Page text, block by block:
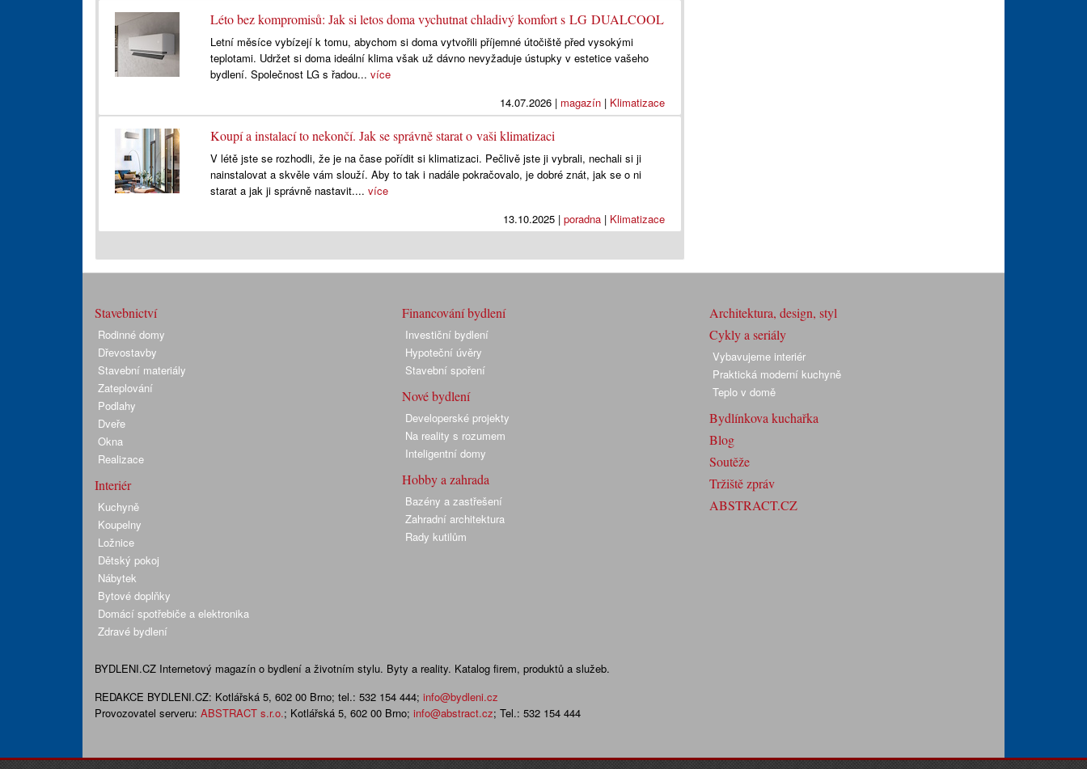
Léto bez kompromisů: Jak si letos doma vychutnat chladivý komfort s LG DUALCOOL
Letní měsíce vybízejí k tomu, abychom si doma vytvořili příjemné útočiště před vysokými
teplotami. Udržet si doma ideální klima však už dávno nevyžaduje ústupky v estetice vašeho
bydlení. Společnost LG s řadou...více
14.07.2026| magazín| Klimatizace
Koupí a instalací to nekončí. Jak se správně starat o vaši klimatizaci
V létě jste se rozhodli, že je na čase pořídit si klimatizaci. Pečlivě jste ji vybrali, nechali si ji
nainstalovat a skvěle vám slouží. Aby to tak i nadále pokračovalo, je dobré znát, jak se o ni
starat a jak ji správně nastavit....více
13.10.2025| poradna| Klimatizace
Stavebnictví
Rodinné domy
Dřevostavby
Stavební materiály
Zateplování
Podlahy
Dveře
Okna
Realizace
Interiér
Kuchyně
Koupelny
Ložnice
Dětský pokoj
Nábytek
Bytové doplňky
Domácí spotřebiče a elektronika
Zdravé bydlení
Financování bydlení
Investiční bydlení
Hypoteční úvěry
Stavební spoření
Nové bydlení
Developerské projekty
Na reality s rozumem
Inteligentní domy
Hobby a zahrada
Bazény a zastřešení
Zahradní architektura
Rady kutilům
Architektura, design, styl
Cykly a seriály
Vybavujeme interiér
Praktická moderní kuchyně
Teplo v domě
Bydlínkova kuchařka
Blog
Soutěže
Tržiště zpráv
ABSTRACT.CZ
BYDLENI.CZ Internetový magazín o bydlení a životním stylu. Byty a reality. Katalog firem, produktů a služeb.
REDAKCE BYDLENI.CZ: Kotlářská 5, 602 00 Brno; tel.: 532 154 444; info@bydleni.cz
Provozovatel serveru: ABSTRACT s.r.o.; Kotlářská 5, 602 00 Brno; info@abstract.cz; Tel.: 532 154 444